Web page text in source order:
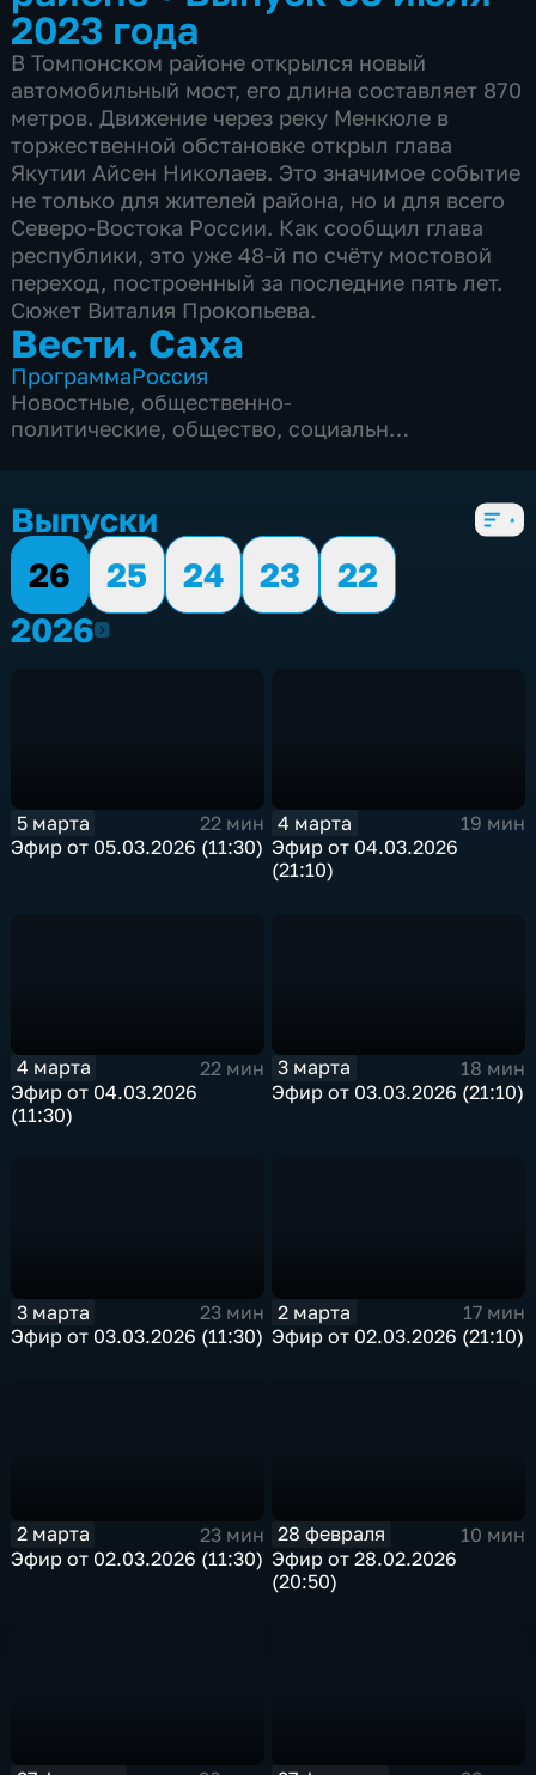
2023 года
В Томпонском районе открылся новый
автомобильный мост, его длина составляет 870
метров. Движение через реку Менкюле в
торжественной обстановке открыл глава
Якутии Айсен Николаев. Это значимое событие
не только для жителей района, но и для всего
Северо-Востока России. Как сообщил глава
республики, это уже 48-й по счёту мостовой
переход, построенный за последние пять лет.
Сюжет Виталия Прокопьева.
Вести. Саха
ПрограммаРоссия
Новостные, общественно-
политические, общество, социально-
Выпуски
26
25 24 23
22
20262026
5 марта
22 мин
Эфир от 05.03.2026 (11:30)
4 марта
19 мин
Эфир от 04.03.2026
(21:10)
4 марта
22 мин
Эфир от 04.03.2026
(11:30)
3 марта
18 мин
Эфир от 03.03.2026 (21:10)
3 марта
23 мин
Эфир от 03.03.2026 (11:30)
2 марта
17 мин
Эфир от 02.03.2026 (21:10)
2 марта
23 мин
Эфир от 02.03.2026 (11:30)
28 февраля
10 мин
Эфир от 28.02.2026
(20:50)